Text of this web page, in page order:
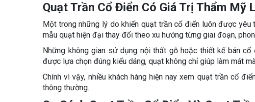
Quạt Trần Cổ Điển Có Giá Trị Thẩm Mỹ
Một trong những lý do khiến quạt trần cổ điển luôn được
mẫu quạt hiện đại thay đổi theo xu hướng từng giai đoạn,
Những không gian sử dụng nội thất gỗ hoặc thiết kế bán
được lựa chọn đúng kiểu dáng, quạt không chỉ giúp làm mát
Chính vì vậy, nhiều khách hàng hiện nay xem quạt trần cổ
thông thường.